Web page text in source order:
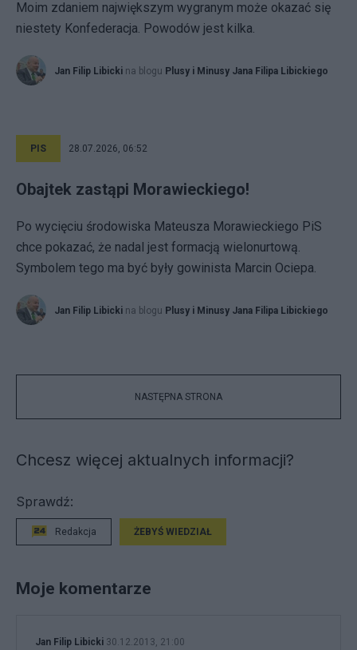
Moim zdaniem największym wygranym może okazać się
niestety Konfederacja. Powodów jest kilka.
Jan Filip Libicki na blogu Plusy i Minusy Jana Filipa Libickiego
PIS 28.07.2026, 06:52
Obajtek zastąpi Morawieckiego!
Po wycięciu środowiska Mateusza Morawieckiego PiS
chce pokazać, że nadal jest formacją wielonurtową.
Symbolem tego ma być były gowinista Marcin Ociepa.
Jan Filip Libicki na blogu Plusy i Minusy Jana Filipa Libickiego
NASTĘPNA STRONA
Chcesz więcej aktualnych informacji?
Sprawdź:
Redakcja ŻEBYŚ WIEDZIAŁ
Moje komentarze
Jan Filip Libicki 30.12.2013, 21:00